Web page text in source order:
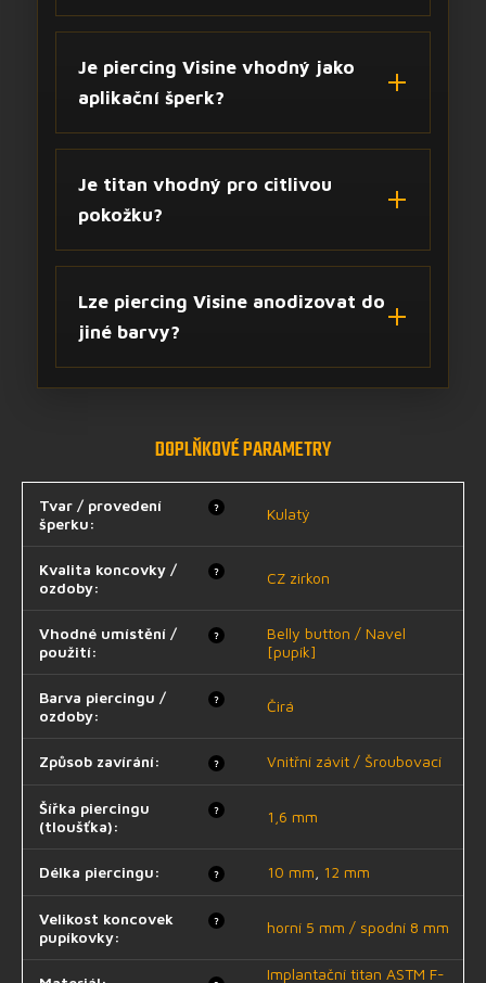
Je piercing Visine vhodný jako
aplikační šperk?
Je titan vhodný pro citlivou
pokožku?
Lze piercing Visine anodizovat do
jiné barvy?
DOPLŇKOVÉ PARAMETRY
?
Tvar / provedení
šperku:
Kulatý
?
Kvalita koncovky /
ozdoby:
CZ zirkon
?
Vhodné umístění /
použití:
Belly button / Navel
[pupík]
?
Barva piercingu /
ozdoby:
Čirá
?
Způsob zavírání: Vnitřní závit / Šroubovací
?
Šířka piercingu
(tloušťka):
1,6 mm
?
Délka piercingu: 10 mm 12 mm
?
Velikost koncovek
pupíkovky:
horní 5 mm / spodní 8 mm
Implantační titan ASTM F-